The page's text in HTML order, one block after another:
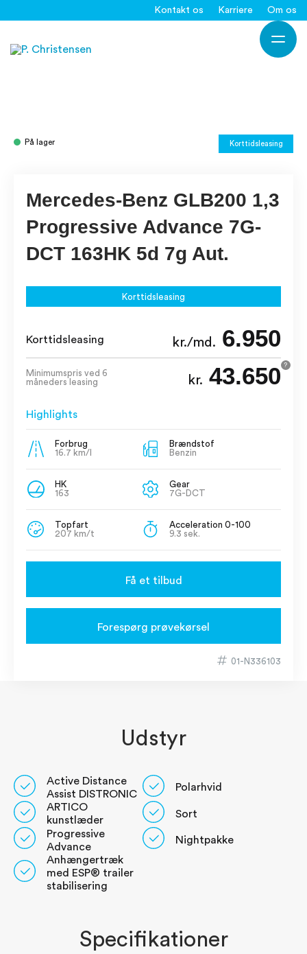
indholdet
Kontakt os Karriere Om os
På lager Korttidsleasing
Mercedes-Benz GLB200 1,3
Progressive Advance 7G-
DCT 163HK 5d 7g Aut.
Korttidsleasing
Korttidsleasing kr./md. 6.950
Minimumspris ved 6
måneders leasing
kr. 43.650 ?
Highlights
Forbrug
16.7 km/l
Brændstof
Benzin
HK
163
Gear
7G-DCT
Topfart
207 km/t
Acceleration 0-100
9.3 sek.
Få et tilbud
Forespørg prøvekørsel
01-N336103
Udstyr
Active Distance
Assist DISTRONIC
Polarhvid
ARTICO
kunstlæder
Sort
Progressive
Advance
Nightpakke
Anhængertræk
med ESP® trailer
stabilisering
Specifikationer